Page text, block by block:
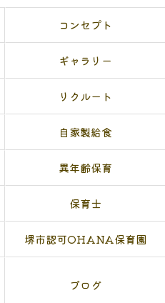
コンセプト
ギャラリー
リクルート
自家製給食
異年齢保育
保育士
堺市認可OHANA保育園
ブログ